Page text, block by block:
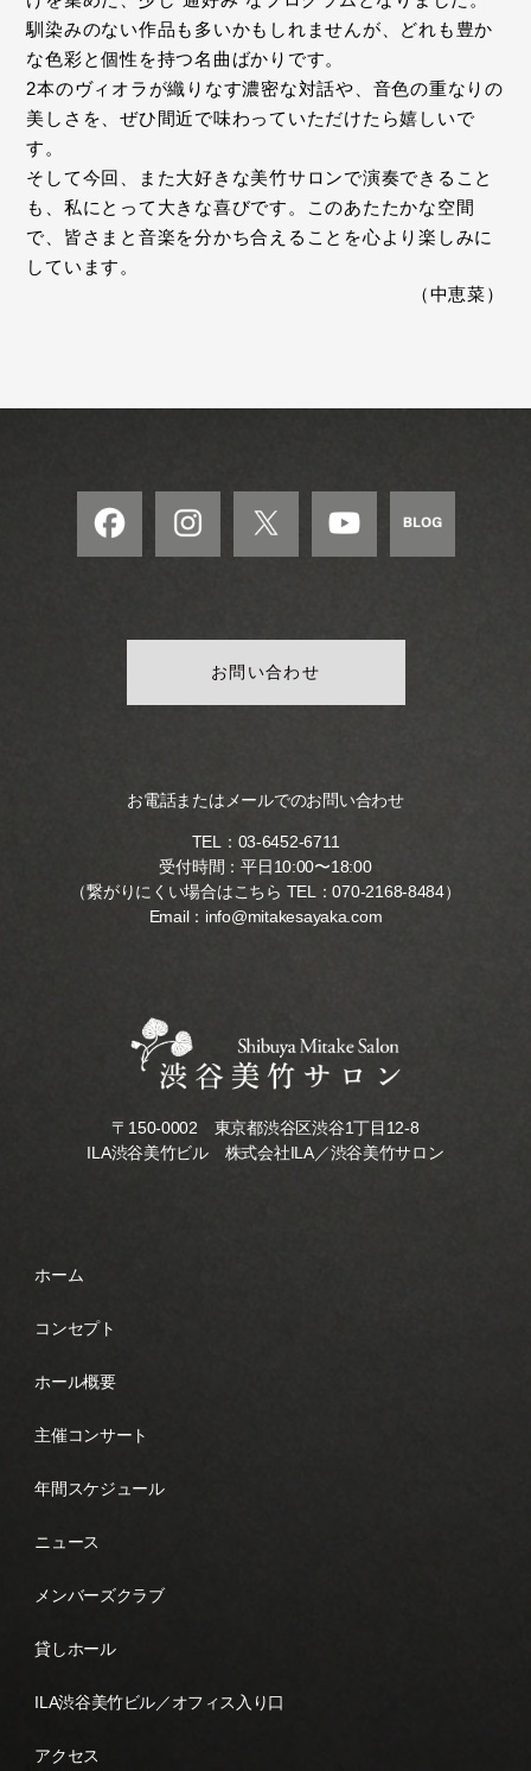
馴染みのない作品も多いかもしれませんが、どれも豊か
な色彩と個性を持つ名曲ばかりです。
2本のヴィオラが織りなす濃密な対話や、音色の重なりの
美しさを、ぜひ間近で味わっていただけたら嬉しいで
す。
そして今回、また大好きな美竹サロンで演奏できること
も、私にとって大きな喜びです。このあたたかな空間
で、皆さまと音楽を分かち合えることを心より楽しみに
しています。
（中恵菜）
お問い合わせ
お電話またはメールでのお問い合わせ
TEL： 03-6452-6711
受付時間：平日10:00〜18:00
（繋がりにくい場合はこちら TEL：070-2168-8484）
Email： info@mitakesayaka.com
〒150-0002 東京都渋谷区渋谷1丁目12-8
ILA渋谷美竹ビル 株式会社ILA／渋谷美竹サロン
ホーム
コンセプト
ホール概要
主催コンサート
年間スケジュール
ニュース
メンバーズクラブ
貸しホール
ILA渋谷美竹ビル／オフィス入り口
アクセス